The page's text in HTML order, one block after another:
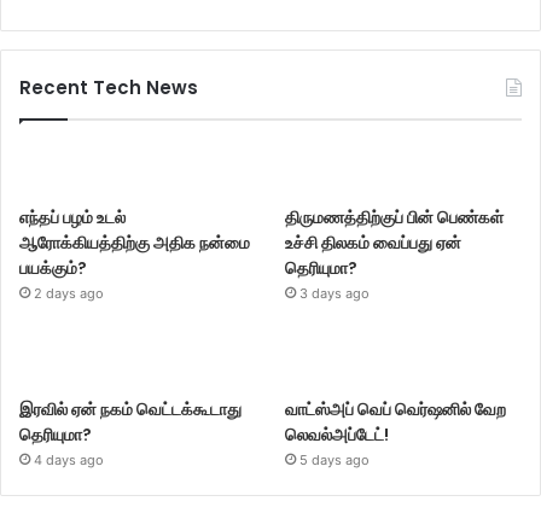
Recent Tech News
எந்தப் பழம் உடல்
ஆரோக்கியத்திற்கு அதிக நன்மை
பயக்கும்?
2 days ago
திருமணத்திற்குப் பின் பெண்கள்
உச்சி திலகம் வைப்பது ஏன்
தெரியுமா?
3 days ago
இரவில் ஏன் நகம் வெட்டக்கூடாது
தெரியுமா?
4 days ago
வாட்ஸ்அப் வெப் வெர்ஷனில் வேற
லெவல்அப்டேட்!
5 days ago